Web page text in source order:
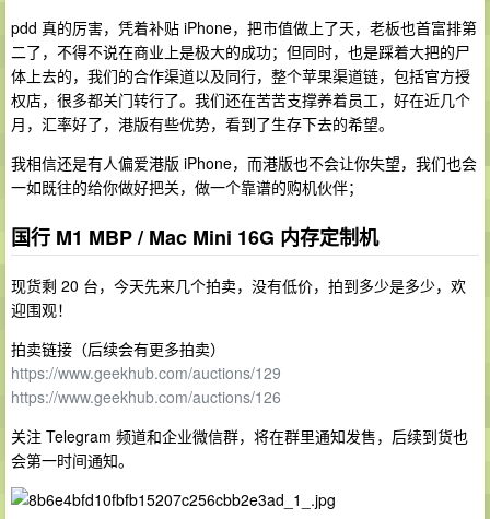
pdd 真的厉害，凭着补贴 iPhone，把市值做上了天，老板也首富排第
二了，不得不说在商业上是极大的成功；但同时，也是踩着大把的尸
体上去的，我们的合作渠道以及同行，整个苹果渠道链，包括官方授
权店，很多都关门转行了。我们还在苦苦支撑养着员工，好在近几个
月，汇率好了，港版有些优势，看到了生存下去的希望。
我相信还是有人偏爱港版 iPhone，而港版也不会让你失望，我们也会
一如既往的给你做好把关，做一个靠谱的购机伙伴；
国行 M1 MBP / Mac Mini 16G 内存定制机
现货剩 20 台，今天先来几个拍卖，没有低价，拍到多少是多少，欢
迎围观！
拍卖链接（后续会有更多拍卖）
https://www.geekhub.com/auctions/129
https://www.geekhub.com/auctions/126
关注 Telegram 频道和企业微信群，将在群里通知发售，后续到货也
会第一时间通知。